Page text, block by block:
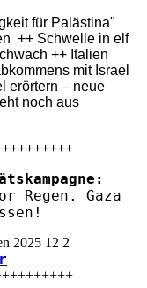
für Palästina"
++ Schwelle in elf
++ Italien
mit Israel
erörtern – neue
noch aus
Regen. Gaza